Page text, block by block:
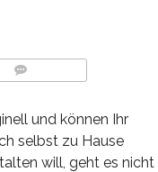
und können Ihr
selbst zu Hause
will, geht es nicht